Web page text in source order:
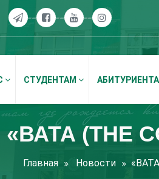
СТУДЕНТАМ
«ВАТА (THE
Главная Новости